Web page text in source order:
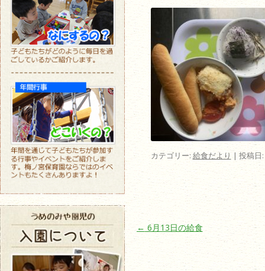
カテゴリー:給食だより | 投稿日:
投稿ナビゲーション
← 6月13日の給食